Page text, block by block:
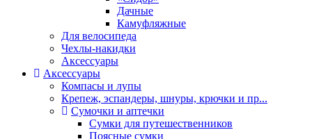
Дачные
Камуфляжные
Для велосипеда
Чехлы-накидки
Аксессуары
Аксессуары
Компасы и лупы
Крепеж, эспандеры, шнуры, крючки и пр...
Сумочки и аптечки
Сумки для путешественников
Поясные сумки